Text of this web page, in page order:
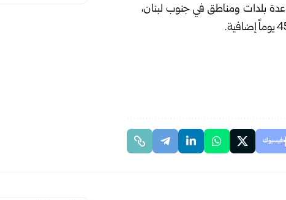
بلدات ومناطق في جنوب لبنان،
فيسبوك